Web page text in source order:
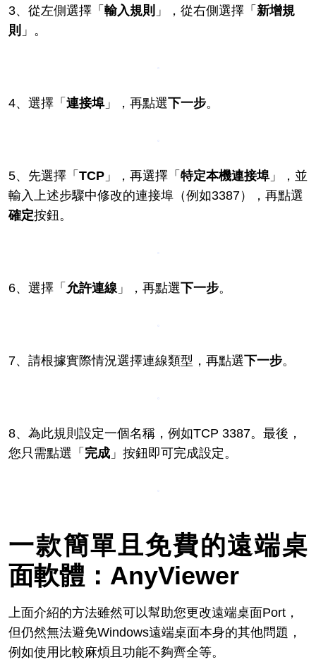
3、從左側選擇「 輸入規則 」，從右側選擇「 新增規
則 」。
4、選擇「 連接埠」，再點選下一步。
5、先選擇「 TCP 」，再選擇「 特定本機連接埠」，並
輸入上述步驟中修改的連接埠（例如3387），再點選
確定按鈕。
6、選擇「 允許連線」，再點選下一步。
7、請根據實際情況選擇連線類型，再點選下一步。
8、為此規則設定一個名稱，例如TCP 3387。最後，
您只需點選「 完成 」按鈕即可完成設定。
一款簡單且免費的遠端桌
面軟體：AnyViewer
上面介紹的方法雖然可以幫助您更改遠端桌面Port，
但仍然無法避免Windows遠端桌面本身的其他問題，
例如使用比較麻煩且功能不夠齊全等。